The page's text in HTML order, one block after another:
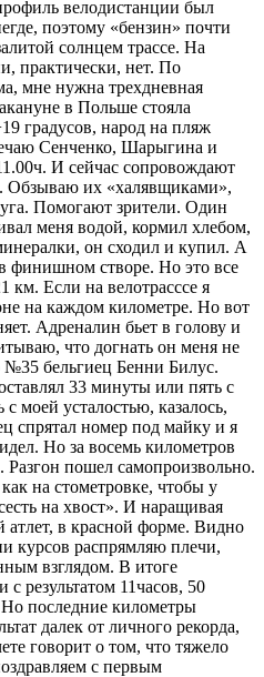
велодистанции был
поэтому «бензин» почти
солнцем трассе. На
практически, нет. По
мне нужна трехдневная
в Польше стояла
градусов, народ на пляж
Сенченко, Шарыгина и
И сейчас сопровождают
Обзываю их «халявщиками»,
Помогают зрители. Один
меня водой, кормил хлебом,
он сходил и купил. А
финишном створе. Но это все
км. Если на велотрасссе я
на каждом километре. Но вот
Адреналин бьет в голову и
что догнать он меня не
№35 бельгиец Бенни Билус.
33 минуты или пять с
моей усталостью, казалось,
спрятал номер под майку и я
Но за восемь километров
пошел самопроизвольно.
на стометровке, чтобы у
на хвост». И наращивая
атлет, в красной форме. Видно
курсов распрямляю плечи,
взглядом. В итоге
результатом 11часов, 50
последние километры
далек от личного рекорда,
говорит о том, что тяжело
с первым